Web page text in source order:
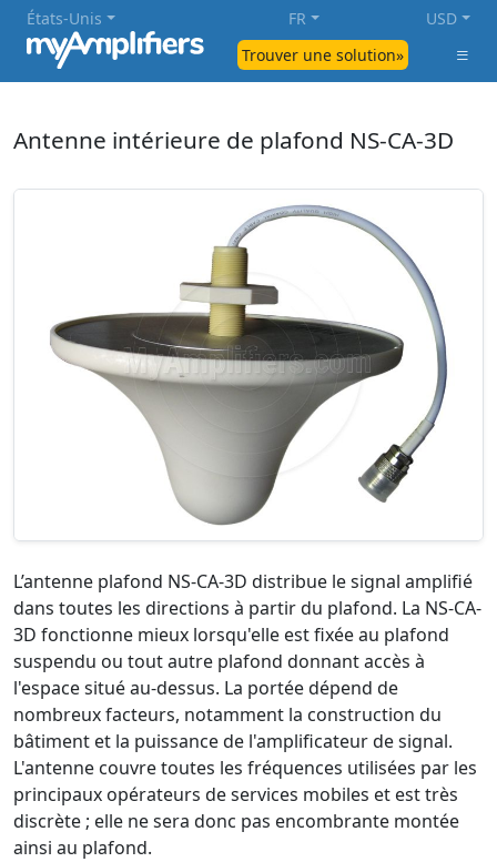
Trouver une solution»
États-Unis FR USD
Antenne intérieure de plafond NS-CA-3D
L’antenne plafond NS-CA-3D distribue le signal amplifié
dans toutes les directions à partir du plafond. La NS-CA-
3D fonctionne mieux lorsqu'elle est fixée au plafond
suspendu ou tout autre plafond donnant accès à
l'espace situé au-dessus. La portée dépend de
nombreux facteurs, notamment la construction du
bâtiment et la puissance de l'amplificateur de signal.
L'antenne couvre toutes les fréquences utilisées par les
principaux opérateurs de services mobiles et est très
discrète ; elle ne sera donc pas encombrante montée
ainsi au plafond.